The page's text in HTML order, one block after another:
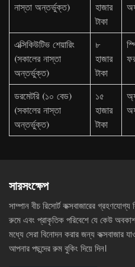
নাস্তা অন্তর্ভুক্ত)
হাজার
টাকা
এক্সিকিউটিভ শেয়ারিং
(সকালের নাস্তা
অন্তর্ভুক্ত)
৮
হাজার
টাকা
ডরমেটরি (১০ বেড)
(সকালের নাস্তা
অন্তর্ভুক্ত)
১৫
হাজার
টাকা
সারসংক্ষেপ
সাম্পান বীচ রিসোর্ট কক্সবাজারের
রুমে এবং প্রাকৃতিক পরিবেশে যে কেউ
মধ্যে সেরা বিনোদন করার জন্য কক্সবাজার
আপনার পছন্দের রুম বুকিং দিয়ে দিন।